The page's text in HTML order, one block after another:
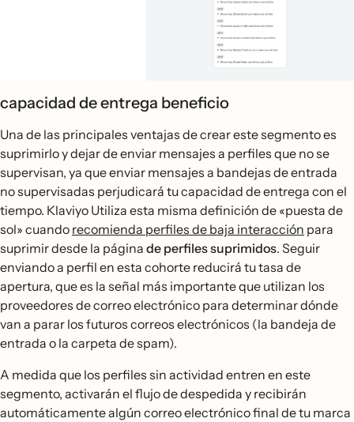
capacidad de entrega beneficio
Una de las principales ventajas de crear este segmento es
suprimirlo y dejar de enviar mensajes a perfiles que no se
supervisan, ya que enviar mensajes a bandejas de entrada
no supervisadas perjudicará tu capacidad de entrega con el
tiempo. Klaviyo Utiliza esta misma definición de «puesta de
sol» cuando recomienda perfiles de baja interacción para
suprimir desde la página de perfiles suprimidos. Seguir
enviando a perfil en esta cohorte reducirá tu tasa de
apertura, que es la señal más importante que utilizan los
proveedores de correo electrónico para determinar dónde
van a parar los futuros correos electrónicos (la bandeja de
entrada o la carpeta de spam).
A medida que los perfiles sin actividad entren en este
segmento, activarán el flujo de despedida y recibirán
automáticamente algún correo electrónico final de tu marca